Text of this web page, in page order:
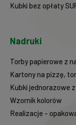
Kubki bez opłaty
Nadruki
Torby papierowe z
Kartony na pizzę,
Kubki jednorazowe
Wzornik kolorów
Realizacje -